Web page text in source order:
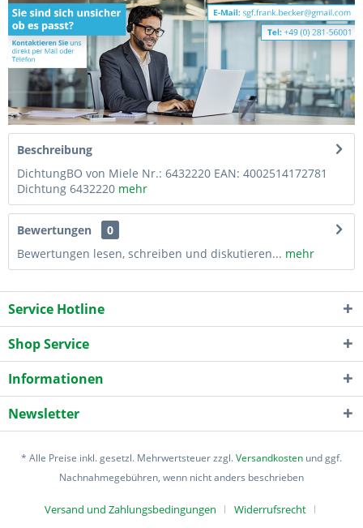
Beschreibung
DichtungBO von Miele Nr.: 6432220 EAN: 4002514172781
Dichtung 6432220 mehr
Bewertungen
0
Bewertungen lesen, schreiben und diskutieren... mehr
Service Hotline
Shop Service
Informationen
Newsletter
* Alle Preise inkl. gesetzl. Mehrwertsteuer zzgl.Versandkosten und ggf.
Nachnahmegebühren, wenn nicht anders beschrieben
Versand und Zahlungsbedingungen Widerrufsrecht